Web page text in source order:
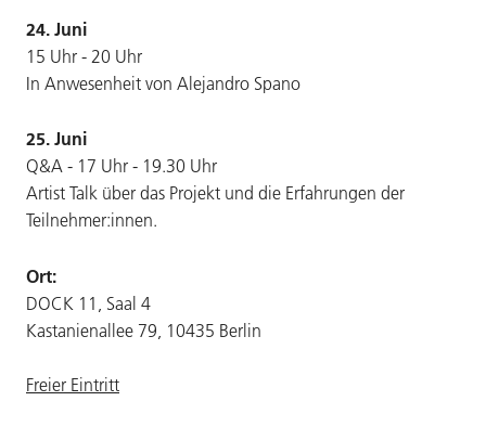
24. Juni
15 Uhr - 20 Uhr
In Anwesenheit von Alejandro Spano
25. Juni
Q&A - 17 Uhr - 19.30 Uhr
Artist Talk über das Projekt und die Erfahrungen der
Teilnehmer:innen.
Ort:
DOCK 11, Saal 4
Kastanienallee 79, 10435 Berlin
Freier Eintritt